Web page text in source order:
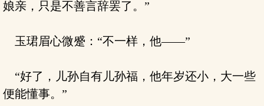
娘亲，只是不善言辞罢了。”
玉珺眉心微蹙：“不一样，他——”
“好了，儿孙自有儿孙福，他年岁还小，大一些
便能懂事。”